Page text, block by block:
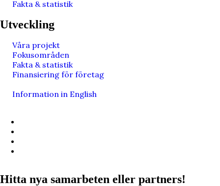
Fakta & statistik
Utveckling
Våra projekt
Fokusområden
Fakta & statistik
Finansiering för företag
Information in English
Hitta nya samarbeten eller partners!